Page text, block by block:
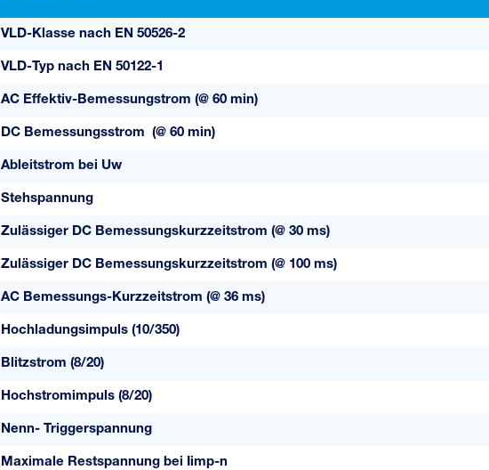
VLD-Klasse nach EN 50526-2
VLD-Typ nach EN 50122-1
AC Effektiv-Bemessungstrom (@ 60 min)
DC Bemessungsstrom (@ 60 min)
Ableitstrom bei Uw
Stehspannung
Zulässiger DC Bemessungskurzzeitstrom (@ 30 ms)
Zulässiger DC Bemessungskurzzeitstrom (@ 100 ms)
AC Bemessungs-Kurzzeitstrom (@ 36 ms)
Hochladungsimpuls (10/350)
Blitzstrom (8/20)
Hochstromimpuls (8/20)
Nenn- Triggerspannung
Maximale Restspannung bei Iimp-n